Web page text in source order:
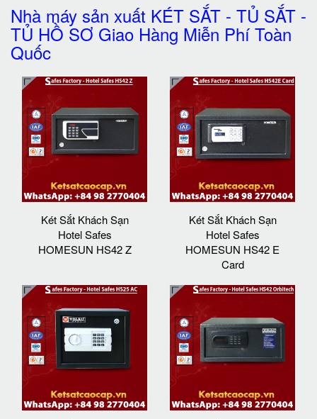
Nhà máy sản xuất KÉT SẮT - TỦ SẮT -
TỦ HỒ SƠ Giao Hàng Miễn Phí Toàn
Quốc
Két Sắt Khách Sạn
Hotel Safes
HOMESUN HS42 Z
Két Sắt Khách Sạn
Hotel Safes
HOMESUN HS42 E
Card